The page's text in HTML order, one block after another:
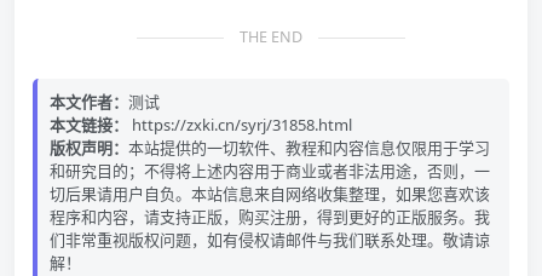
THE END
本文作者： 测试
本文链接：
https://zxki.cn/syrj/31858.html
版权声明： 本站提供的一切软件、教程和内容信息仅限用于学习
和研究目的；不得将上述内容用于商业或者非法用途，否则，一
切后果请用户自负。本站信息来自网络收集整理，如果您喜欢该
程序和内容，请支持正版，购买注册，得到更好的正版服务。我
们非常重视版权问题，如有侵权请邮件与我们联系处理。敬请谅
解！